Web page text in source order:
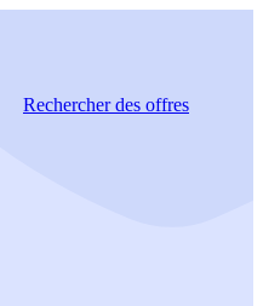
Rechercherdes offres